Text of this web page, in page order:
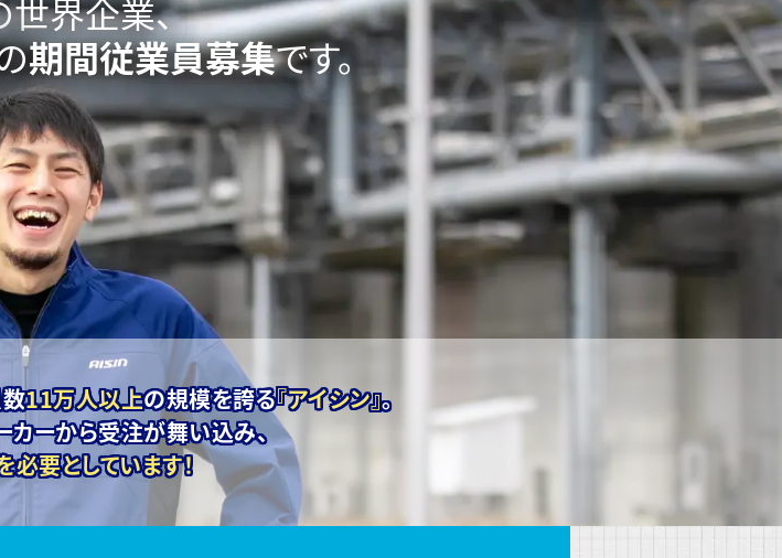
界企業、
期間従業員募集です。
11万人以上の規模を誇る『アイシン』。
カーから受注が舞い込み、
必要としています！